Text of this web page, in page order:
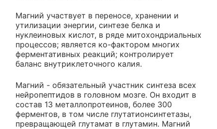
Магний участвует в переносе, хранении и
утилизации энергии, синтезе белка и
нуклеиновых кислот, в ряде митохондриальных
процессов; является ко-фактором многих
ферментативных реакций; контролирует
баланс внутриклеточного калия.
Магний - обязательный участник синтеза всех
нейропептидов в головном мозге. Он входит в
состав 13 металлопротеинов, более 300
ферментов, в том числе глутатионсинтетазы,
превращающей глутамат в глутамин. Магний